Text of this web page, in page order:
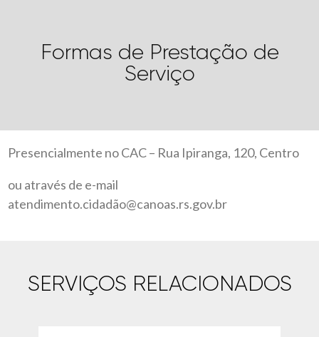
Formas de Prestação de
Serviço
Presencialmente no CAC – Rua Ipiranga, 120, Centro
ou através de e-mail
atendimento.cidadão@canoas.rs.gov.br
SERVIÇOS RELACIONADOS